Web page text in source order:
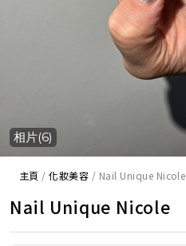
相片(6)
主頁 /化妝美容 / Nail Unique Nicole
Nail Unique Nicole